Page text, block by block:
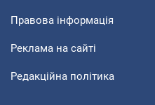
Правова інформація
Реклама на сайті
Редакційна політика